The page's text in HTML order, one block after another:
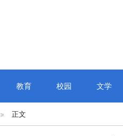
教育 校园 文学
正文